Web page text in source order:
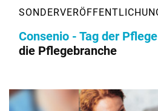
Consenio - Tag der Pflege
die Pflegebranche